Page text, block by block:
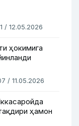
/ 12.05.2026
ҳокимига
/ 11.05.2026
ҳамон